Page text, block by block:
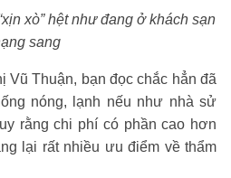
xò” hệt như đang ở khách sạn
sang
Vũ Thuận, bạn đọc chắc hẳn đã
nóng, lạnh nếu như nhà sử
rằng chi phí có phần cao hơn
lại rất nhiều ưu điểm về thẩm